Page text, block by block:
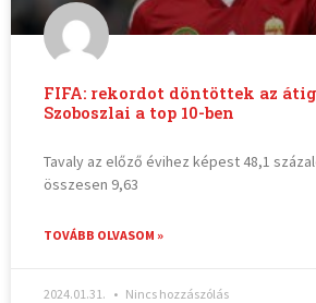
FIFA: rekordot döntöttek az
Szoboszlai a top 10-ben
Tavaly az előző évihez képest 48,1
összesen 9,63
TOVÁBB OLVASOM »
2024.01.31. Nincs hozzászólás